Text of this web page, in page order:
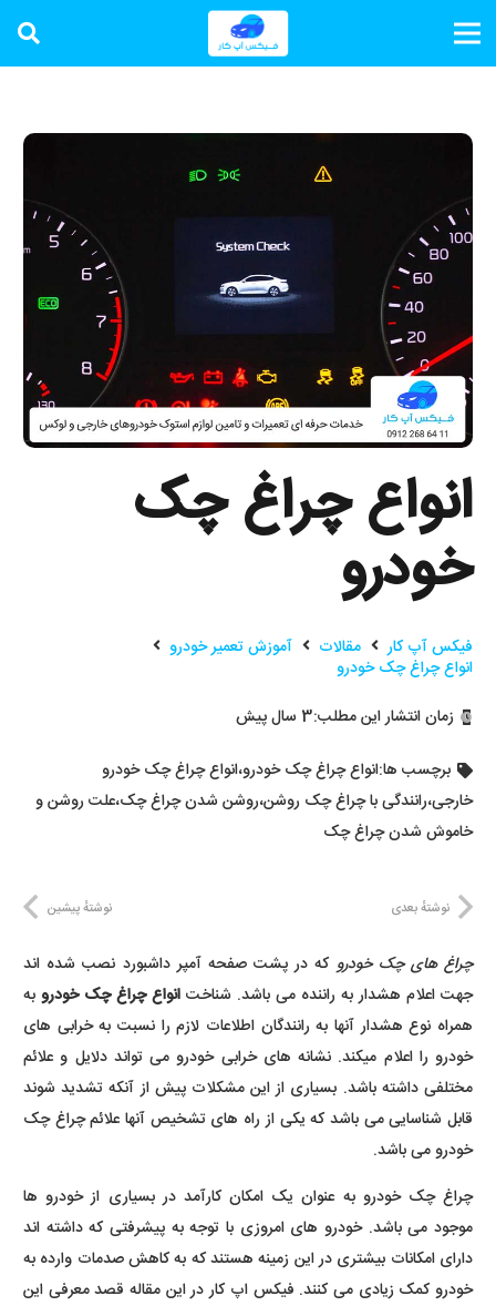
انواع چراغ چک
خودرو
فیکس آپ کار مقالات آموزش تعمیر خودرو
انواع چراغ چک خودرو
زمان انتشار این مطلب:3 سال پیش
برچسب ها:انواع چراغ چک خودرو،انواع چراغ چک خودرو
خارجی،رانندگی با چراغ چک روشن،روشن شدن چراغ چک،علت روشن و
خاموش شدن چراغ چک
نوشتهٔ پیشین نوشتهٔ بعدی
چراغ های چک خودروکه در پشت صفحه آمپر داشبورد نصب شده اند
جهت اعلام هشدار به راننده می باشد. شناخت انواع چراغ چک خودرو به
همراه نوع هشدار آنها به رانندگان اطلاعات لازم را نسبت به خرابی های
خودرو را اعلام میکند. نشانه های خرابی خودرو می تواند دلایل و علائم
مختلفی داشته باشد. بسیاری از این مشکلات پیش از آنکه تشدید شوند
قابل شناسایی می باشد که یکی از راه های تشخیص آنها علائم چراغ چک
خودرو می باشد.
چراغ چک خودرو به عنوان یک امکان کارآمد در بسیاری از خودرو ها
موجود می باشد. خودرو های امروزی با توجه به پیشرفتی که داشته اند
دارای امکانات بیشتری در این زمینه هستند که به کاهش صدمات وارده به
خودرو کمک زیادی می کنند. فیکس اپ کار در این مقاله قصد معرفی این